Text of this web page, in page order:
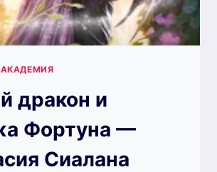
дракон и
Фортуна —
Сиалана